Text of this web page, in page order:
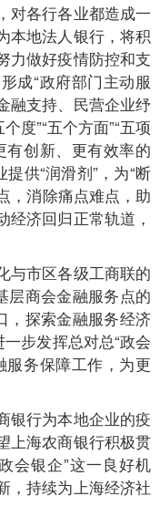
各行各业都造成一
本地法人银行，将积
力做好疫情防控和支
成“政府部门主动服
融支持、民营企业纾
度”“五个方面”“五项
有创新、更有效率的
供“润滑剂”，为“断
，消除痛点难点，助
经济回归正常轨道，
市区各级工商联的
层商会金融服务点的
，探索金融服务经济
步发挥总对总“政会
服务保障工作，为更
行为本地企业的疫
上海农商银行积极贯
会银企”这一良好机
，持续为上海经济社